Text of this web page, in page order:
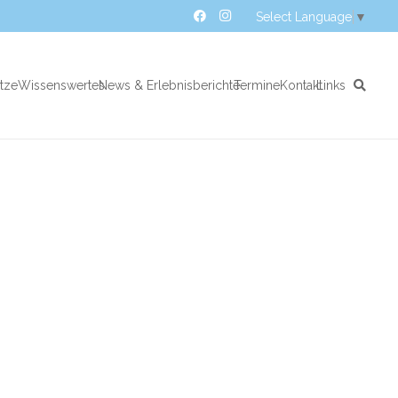
Select Language ▼
WissenswertesNews & ErlebnisberichteTermineKontaktLinks